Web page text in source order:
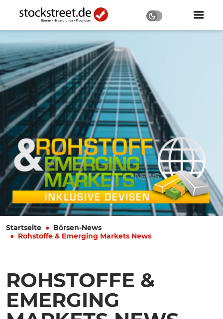
Startseite
Börsen-News
Rohstoffe & Emerging Markets News
ROHSTOFFE &
EMERGING